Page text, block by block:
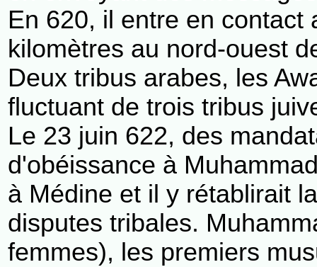
En 620, il entre en contact
kilomètres au nord-ouest
Deux tribus arabes, les
fluctuant de trois tribus
Le 23 juin 622, des
d'obéissance à
à Médine et il y rétablirait
disputes tribales.
femmes), les premiers